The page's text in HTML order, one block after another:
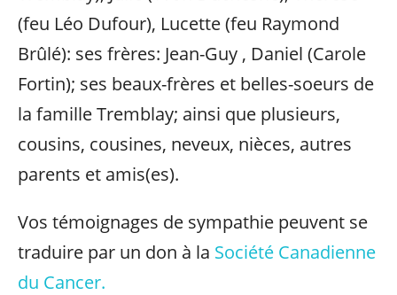
(feu Léo Dufour), Lucette (feu Raymond
Brûlé): ses frères: Jean-Guy , Daniel (Carole
Fortin); ses beaux-frères et belles-soeurs de
la famille Tremblay; ainsi que plusieurs,
cousins, cousines, neveux, nièces, autres
parents et amis(es).
Vos témoignages de sympathie peuvent se
traduire par un don à la Société Canadienne
du Cancer.